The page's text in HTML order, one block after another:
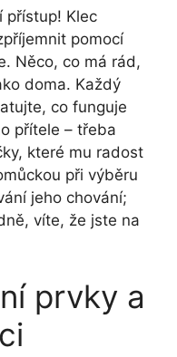
přístup! Klec
pomocí
Něco, co má rád,
doma. Každý
co funguje
přítele – třeba
které mu radost
při výběru
jeho chování;
víte, že jste na
prvky a